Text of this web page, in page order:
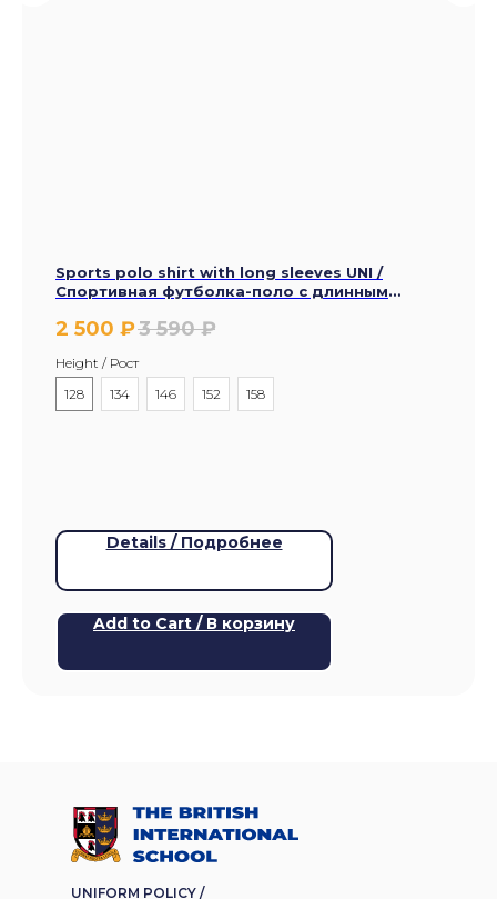
Sports polo shirt with long sleeves UNI /
Спортивная футболка-поло с длинным
2 500 ₽3 590 ₽
Height / Рост
128
134 146 152 158
Details / Подробнее
Add to Cart / В корзину
UNIFORM POLICY /